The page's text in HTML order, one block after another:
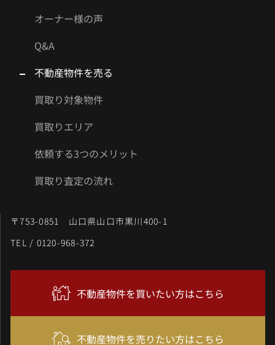
オーナー様の声
Q&A
不動産物件を売る
買取り対象物件
買取りエリア
依頼する3つのメリット
買取り査定の流れ
〒753-0851 山口県山口市黒川400-1
TEL / 0120-968-372
不動産物件を買いたい方はこちら
不動産物件を売りたい方はこちら